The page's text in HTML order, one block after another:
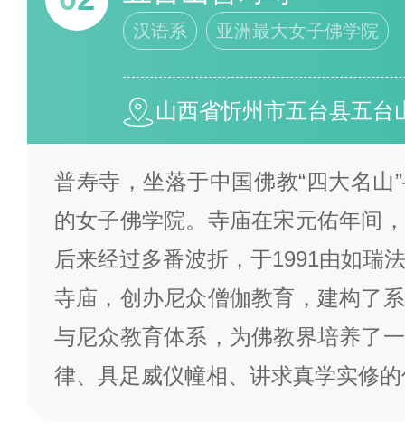
汉语系 亚洲最大女子佛学院
山西省忻州市五台县五台
普寿寺，坐落于中国佛教“四大名
的女子佛学院。寺庙在宋元佑年间
后来经过多番波折，于1991由如瑞
寺庙，创办尼众僧伽教育，建构了
与尼众教育体系，为佛教界培养了
律、具足威仪幢相、讲求真学实修